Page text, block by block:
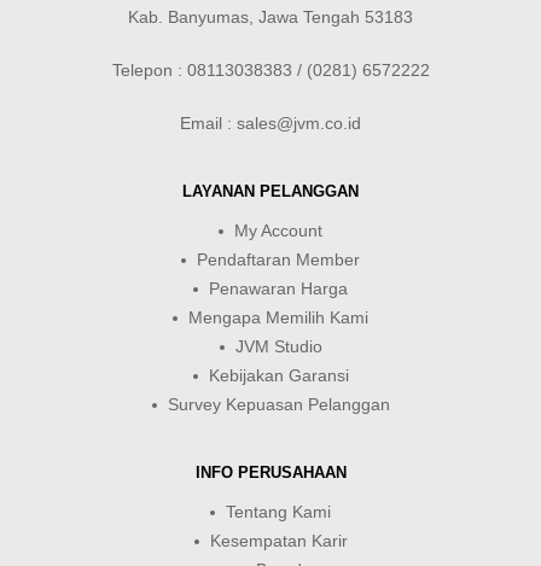
Kab. Banyumas, Jawa Tengah 53183
Telepon : 08113038383 / (0281) 6572222
Email : sales@jvm.co.id
LAYANAN PELANGGAN
My Account
Pendaftaran Member
Penawaran Harga
Mengapa Memilih Kami
JVM Studio
Kebijakan Garansi
Survey Kepuasan Pelanggan
INFO PERUSAHAAN
Tentang Kami
Kesempatan Karir